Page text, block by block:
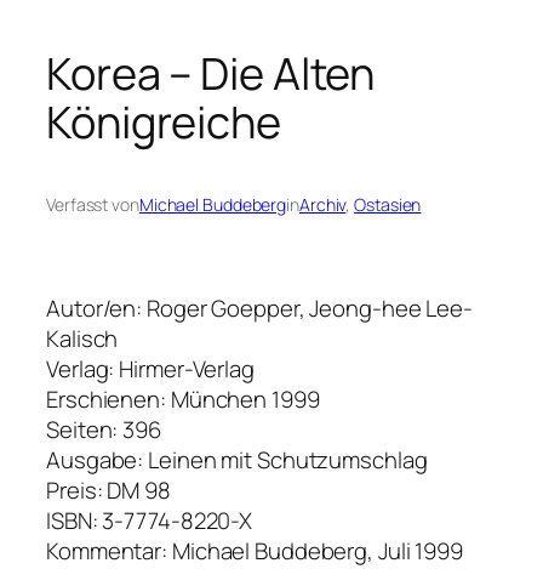
Korea – Die Alten
Königreiche
Verfasst vonMichael BuddeberginArchiv, Ostasien
Autor/en: Roger Goepper, Jeong-hee Lee-
Kalisch
Verlag: Hirmer-Verlag
Erschienen: München 1999
Seiten: 396
Ausgabe: Leinen mit Schutzumschlag
Preis: DM 98
ISBN: 3-7774-8220-X
Kommentar: Michael Buddeberg, Juli 1999